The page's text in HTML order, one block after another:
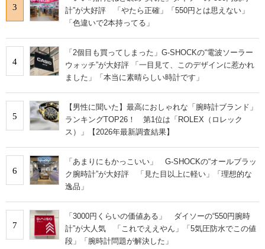
3
計”が大好評 「やたら正確」「550円とは思えない」
「色違いで2本持ってる」
4
「2個目も買ってしまった」G-SHOCKの“電波ソーラー
ウォッチ”が大好評 「一目見て、このデザインに惹かれ
ました」「本当に素晴らしい時計です」
5
【男性に聞いた】最高におしゃれな「腕時計ブランド」
ランキングTOP26！ 第1位は「ROLEX（ロレック
ス）」【2026年最新調査結果】
6
「あまりにもかっこいい」 G-SHOCKの“オールブラッ
ク腕時計”が大好評 「見た目以上に軽い」「理想的な
逸品」
7
「3000円くらいの価値ある」 ダイソーの“550円腕時
計”が大人気 「これでええやん」「5気圧防水でこの値
段」「腕時計問題が解決した」